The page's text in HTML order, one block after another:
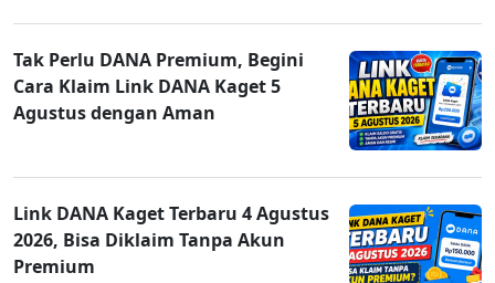
Tak Perlu DANA Premium, Begini
Cara Klaim Link DANA Kaget 5
Agustus dengan Aman
Link DANA Kaget Terbaru 4 Agustus
2026, Bisa Diklaim Tanpa Akun
Premium